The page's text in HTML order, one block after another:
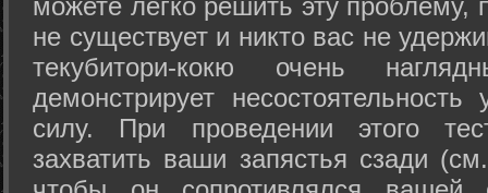
можете легко решить эту проблему,
не существует и никто вас не
текубитори-кокю очень
демонстрирует
силу. При проведении этого
захватить ваши запястья сзади